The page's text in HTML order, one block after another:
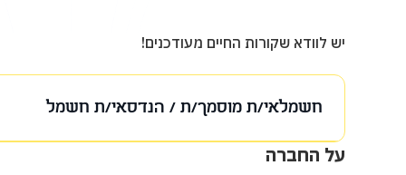
יש לוודא שקורות החיים מעודכנים!
חשמלאי/ת מוסמך/ת / הנדסאי/ת חשמל
על המשרה
‍על החברה